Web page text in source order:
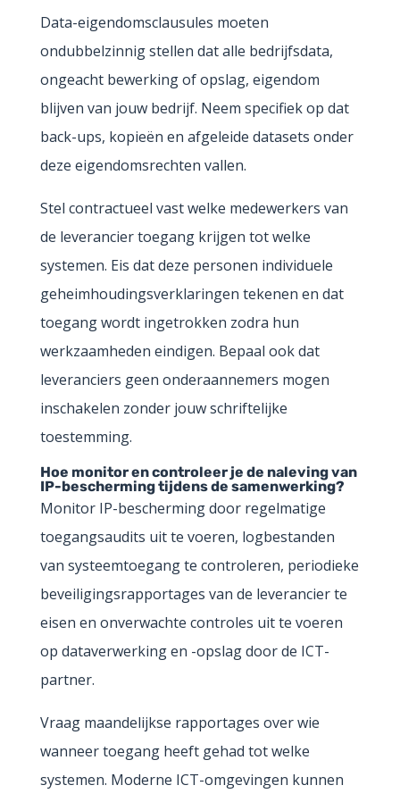
Data-eigendomsclausules moeten
ondubbelzinnig stellen dat alle bedrijfsdata,
ongeacht bewerking of opslag, eigendom
blijven van jouw bedrijf. Neem specifiek op dat
back-ups, kopieën en afgeleide datasets onder
deze eigendomsrechten vallen.
Stel contractueel vast welke medewerkers van
de leverancier toegang krijgen tot welke
systemen. Eis dat deze personen individuele
geheimhoudingsverklaringen tekenen en dat
toegang wordt ingetrokken zodra hun
werkzaamheden eindigen. Bepaal ook dat
leveranciers geen onderaannemers mogen
inschakelen zonder jouw schriftelijke
toestemming.
Hoe monitor en controleer je de naleving van
IP-bescherming tijdens de samenwerking?
Monitor IP-bescherming door regelmatige
toegangsaudits uit te voeren, logbestanden
van systeemtoegang te controleren, periodieke
beveiligingsrapportages van de leverancier te
eisen en onverwachte controles uit te voeren
op dataverwerking en -opslag door de ICT-
partner.
Vraag maandelijkse rapportages over wie
wanneer toegang heeft gehad tot welke
systemen. Moderne ICT-omgevingen kunnen